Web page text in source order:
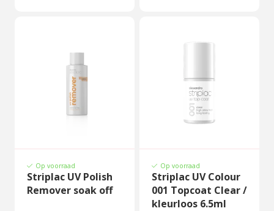
Op voorraad
Striplac UV Polish
Remover soak off
Op voorraad
Striplac UV Colour
001 Topcoat Clear /
kleurloos 6.5ml